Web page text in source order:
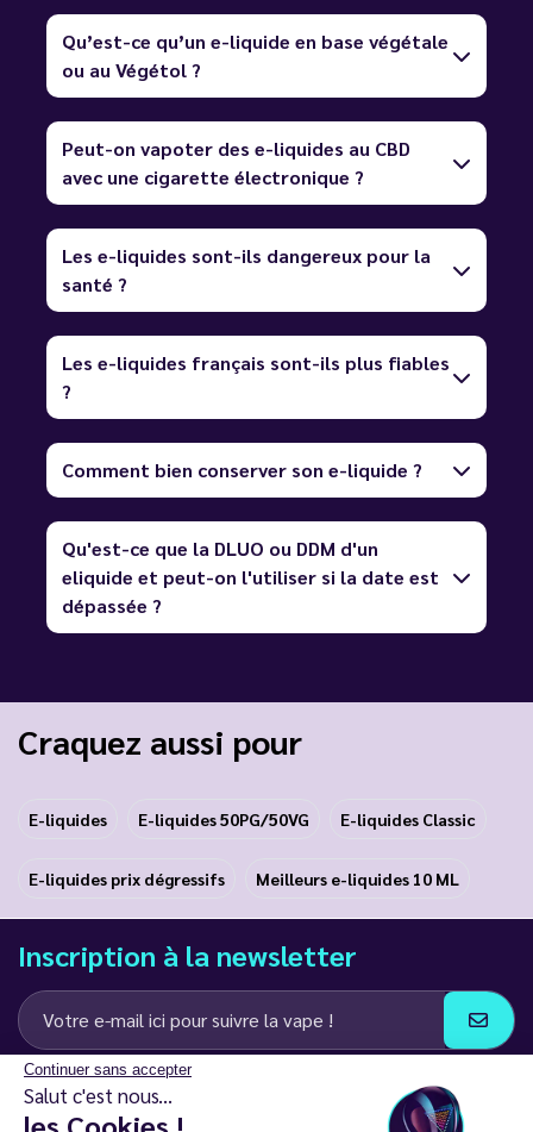
Continuer sans accepter
Salut c'est nous...
Qu’est-ce qu’un e-liquide en base végétale
ou au Végétol ?
Peut-on vapoter des e-liquides au CBD
avec une cigarette électronique ?
Les e-liquides sont-ils dangereux pour la
santé ?
Les e-liquides français sont-ils plus fiables
?
Comment bien conserver son e-liquide ?
Qu'est-ce que la DLUO ou DDM d'un
eliquide et peut-on l'utiliser si la date est
dépassée ?
Craquez aussi pour
E-liquides E-liquides 50PG/50VG E-liquides Classic
E-liquides prix dégressifs Meilleurs e-liquides 10 ML
Inscription à la newsletter
J’accepte de recevoir des communications e-mail et SMS de la part de
LD Groupe